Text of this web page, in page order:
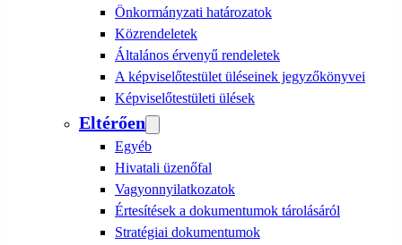
Önkormányzati határozatok
Közrendeletek
Általános érvenyű rendeletek
A képviselőtestület üléseinek jegyzőkönyvei
Képviselőtestületi ülések
Eltérően
Egyéb
Hivatali üzenőfal
Vagyonnyilatkozatok
Értesítések a dokumentumok tárolásáról
Stratégiai dokumentumok